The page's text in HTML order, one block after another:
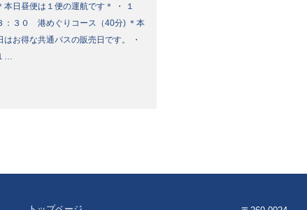
本日昼便は１便の運航です＊ ・ １
：３０ 港めぐりコース（40分) ＊本
はお得な共通パスの販売日です。 ・
…